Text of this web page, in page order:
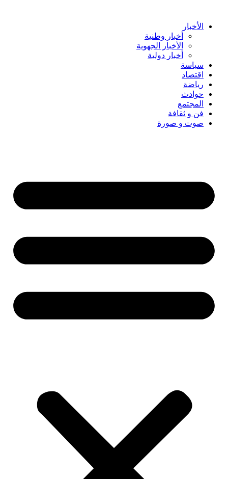
content الأخبار
أخبار وطنية
الأخبار الجهوية
أخبار دولية
سياسة
اقتصاد
رياضة
حوادث
المجتمع
فن و ثقافة
صوت و صورة